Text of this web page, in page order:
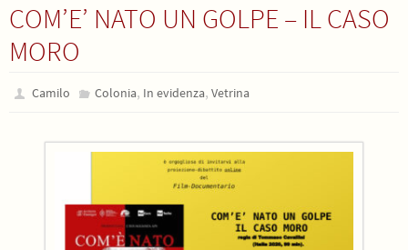
COM’E’ NATO UN GOLPE – IL CASO
MORO
Camilo Colonia, In evidenza, Vetrina